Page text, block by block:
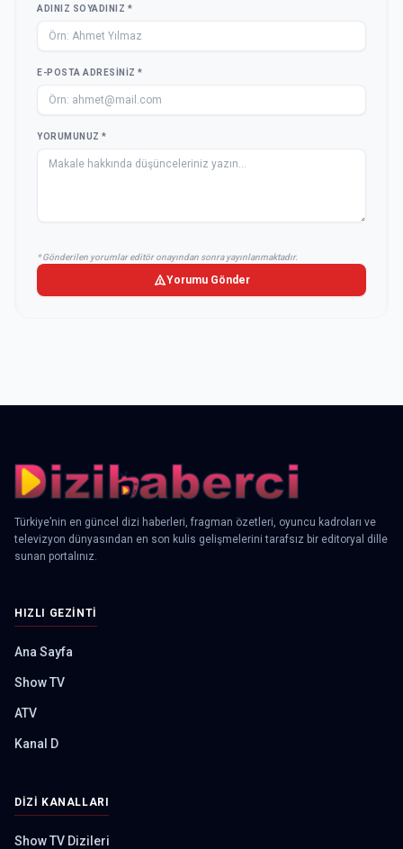
ADINIZ SOYADINIZ *
E-POSTA ADRESINIZ *
YORUMUNUZ *
* Gönderilen yorumlar editör onayından sonra yayınlanmaktadır.
Yorumu Gönder
Türkiye’nin en güncel dizi haberleri, fragman özetleri, oyuncu kadroları ve
televizyon dünyasından en son kulis gelişmelerini tarafsız bir editoryal dille
sunan portalınız.
HIZLI GEZINTI
Ana Sayfa
Show TV
ATV
Kanal D
DIZI KANALLARI
Show TV Dizileri